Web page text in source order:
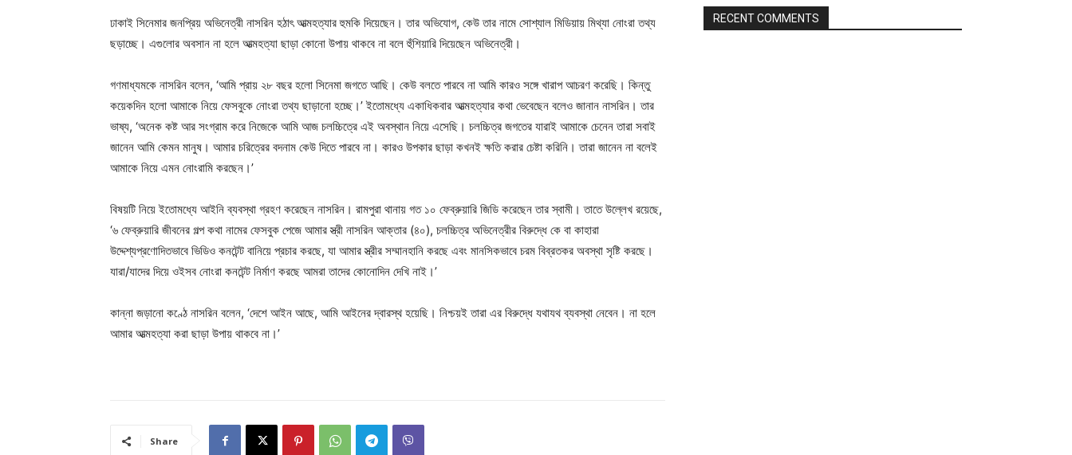
ঢাকাই সিনেমার জনপ্রিয় অভিনেত্রী নাসরিন হঠাৎ আত্মহত্যার হুমকি দিয়েছেন। তার অভিযোগ, কেউ তার নামে সোশ্যাল মিডিয়ায় মিথ্যা নোংরা তথ্য
ছড়াচ্ছে। এগুলোর অবসান না হলে আত্মহত্যা ছাড়া কোনো উপায় থাকবে না বলে হুঁশিয়ারি দিয়েছেন অভিনেত্রী।
গণমাধ্যমকে নাসরিন বলেন, ‘আমি প্রায় ২৮ বছর হলো সিনেমা জগতে আছি। কেউ বলতে পারবে না আমি কারও সঙ্গে খারাপ আচরণ করেছি। কিন্তু
কয়েকদিন হলো আমাকে নিয়ে ফেসবুকে নোংরা তথ্য ছাড়ানো হচ্ছে।’ ইতোমধ্যে একাধিকবার আত্মহত্যার কথা ভেবেছেন বলেও জানান নাসরিন। তার
ভাষ্য, ‘অনেক কষ্ট আর সংগ্রাম করে নিজেকে আমি আজ চলচ্চিত্রে এই অবস্থান নিয়ে এসেছি। চলচ্চিত্র জগতের যারাই আমাকে চেনেন তারা সবাই
জানেন আমি কেমন মানুষ। আমার চরিত্রের বদনাম কেউ দিতে পারবে না। কারও উপকার ছাড়া কখনই ক্ষতি করার চেষ্টা করিনি। তারা জানেন না বলেই
আমাকে নিয়ে এমন নোংরামি করছেন।’
বিষয়টি নিয়ে ইতোমধ্যে আইনি ব্যবস্থা গ্রহণ করেছেন নাসরিন। রামপুরা থানায় গত ১০ ফেব্রুয়ারি জিডি করেছেন তার স্বামী। তাতে উল্লেখ রয়েছে,
‘৬ ফেব্রুয়ারি জীবনের গল্প কথা নামের ফেসবুক পেজে আমার স্ত্রী নাসরিন আক্তার (৪০), চলচ্চিত্র অভিনেত্রীর বিরুদ্ধে কে বা কাহারা
উদ্দেশ্যপ্রণোদিতভাবে ভিডিও কনটেন্ট বানিয়ে প্রচার করছে, যা আমার স্ত্রীর সম্মানহানি করছে এবং মানসিকভাবে চরম বিব্রতকর অবস্থা সৃষ্টি করছে।
যারা/যাদের দিয়ে ওইসব নোংরা কনটেন্ট নির্মাণ করছে আমরা তাদের কোনোদিন দেখি নাই।’
কান্না জড়ানো কণ্ঠে নাসরিন বলেন, ‘দেশে আইন আছে, আমি আইনের দ্বারস্থ হয়েছি। নিশ্চয়ই তারা এর বিরুদ্ধে যথাযথ ব্যবস্থা নেবেন। না হলে
আমার আত্মহত্যা করা ছাড়া উপায় থাকবে না।’
Share
RECENT COMMENTS